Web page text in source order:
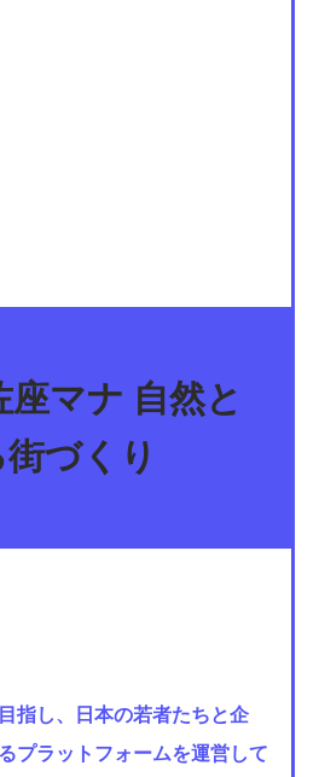
マナ 自然と
づくり
指し、日本の若者たちと企
プラットフォームを運営して